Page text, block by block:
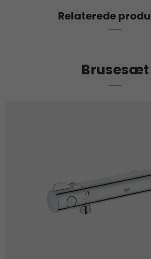
Relaterede
Brusesæt